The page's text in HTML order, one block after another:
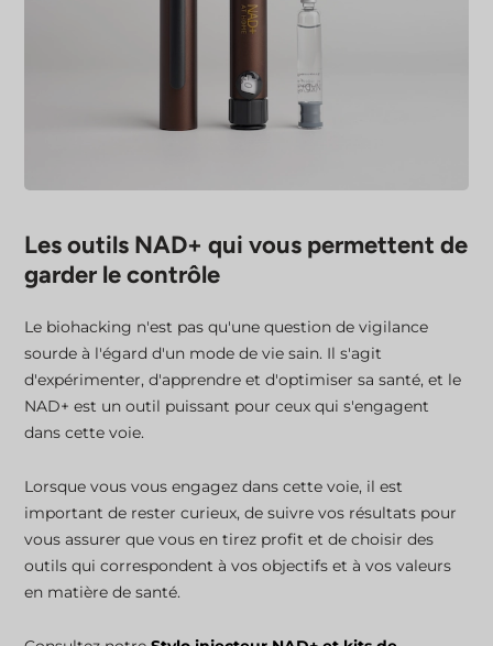
Les outils NAD+ qui vous permettent de
garder le contrôle
Le biohacking n'est pas qu'une question de vigilance
sourde à l'égard d'un mode de vie sain. Il s'agit
d'expérimenter, d'apprendre et d'optimiser sa santé, et le
NAD+ est un outil puissant pour ceux qui s'engagent
dans cette voie.
Lorsque vous vous engagez dans cette voie, il est
important de rester curieux, de suivre vos résultats pour
vous assurer que vous en tirez profit et de choisir des
outils qui correspondent à vos objectifs et à vos valeurs
en matière de santé.